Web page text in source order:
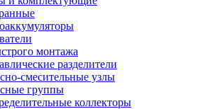
монтажа
разделители
смесительные узлы
группы
коллекторы